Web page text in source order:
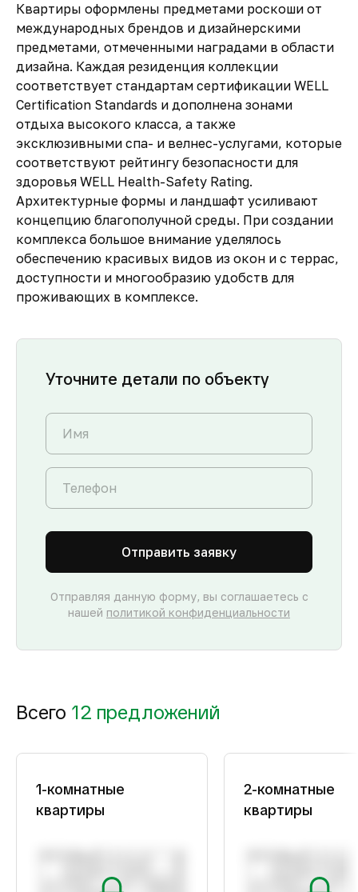
Квартиры оформлены предметами роскоши от
международных брендов и дизайнерскими
предметами, отмеченными наградами в области
дизайна. Каждая резиденция коллекции
соответствует стандартам сертификации WELL
Certification Standards и дополнена зонами
отдыха высокого класса, а также
эксклюзивными спа- и велнес-услугами, которые
соответствуют рейтингу безопасности для
здоровья WELL Health-Safety Rating.
Архитектурные формы и ландшафт усиливают
концепцию благополучной среды. При создании
комплекса большое внимание уделялось
обеспечению красивых видов из окон и с террас,
доступности и многообразию удобств для
проживающих в комплексе.
Уточните детали по объекту
Отправить заявку
Отправляя данную форму, вы соглашаетесь с
нашей политикой конфиденциальности
Всего 12 предложений
1-комнатные
квартиры
2-комнатные
квартиры